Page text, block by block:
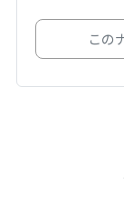
この